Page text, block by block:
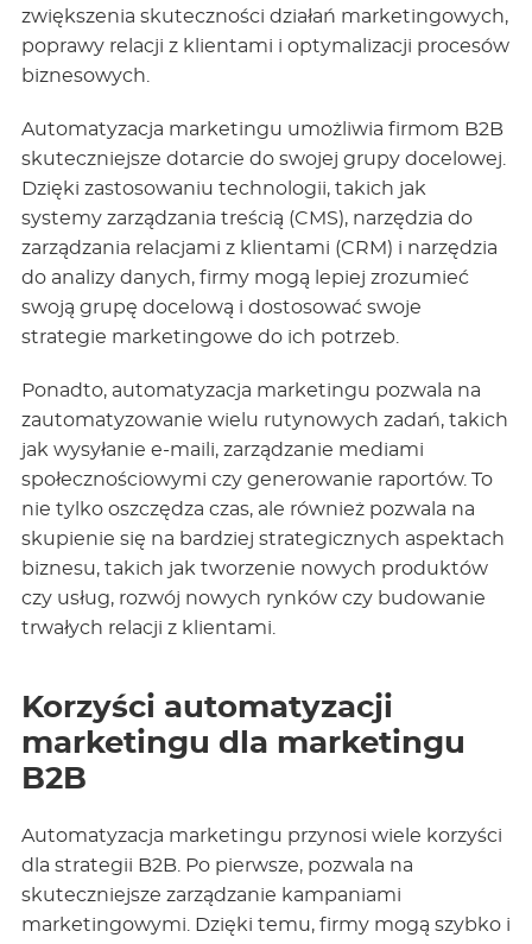
zwiększenia skuteczności działań marketingowych,
poprawy relacji z klientami i optymalizacji procesów
biznesowych.
Automatyzacja marketingu umożliwia firmom B2B
skuteczniejsze dotarcie do swojej grupy docelowej.
Dzięki zastosowaniu technologii, takich jak
systemy zarządzania treścią (CMS), narzędzia do
zarządzania relacjami z klientami (CRM) i narzędzia
do analizy danych, firmy mogą lepiej zrozumieć
swoją grupę docelową i dostosować swoje
strategie marketingowe do ich potrzeb.
Ponadto, automatyzacja marketingu pozwala na
zautomatyzowanie wielu rutynowych zadań, takich
jak wysyłanie e-maili, zarządzanie mediami
społecznościowymi czy generowanie raportów. To
nie tylko oszczędza czas, ale również pozwala na
skupienie się na bardziej strategicznych aspektach
biznesu, takich jak tworzenie nowych produktów
czy usług, rozwój nowych rynków czy budowanie
trwałych relacji z klientami.
Korzyści automatyzacji
marketingu dla marketingu
B2B
Automatyzacja marketingu przynosi wiele korzyści
dla strategii B2B. Po pierwsze, pozwala na
skuteczniejsze zarządzanie kampaniami
marketingowymi. Dzięki temu, firmy mogą szybko i